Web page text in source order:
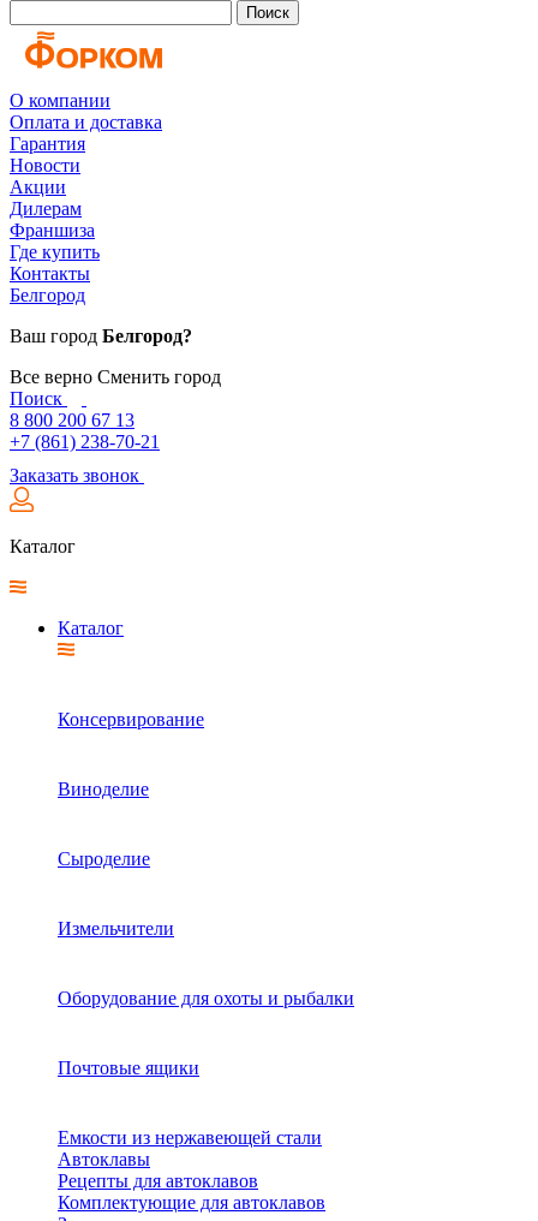
Поиск
О компании
Оплата и доставка
Гарантия
Новости
Акции
Дилерам
Франшиза
Где купить
Контакты
Белгород
Ваш город Белгород?
Все верно Сменить город
Поиск
8 800 200 67 13
+7 (861) 238-70-21
Заказать звонок
Каталог
Каталог
Консервирование
Виноделие
Сыроделие
Измельчители
Оборудование для охоты и рыбалки
Почтовые ящики
Емкости из нержавеющей стали
Автоклавы
Рецепты для автоклавов
Комплектующие для автоклавов